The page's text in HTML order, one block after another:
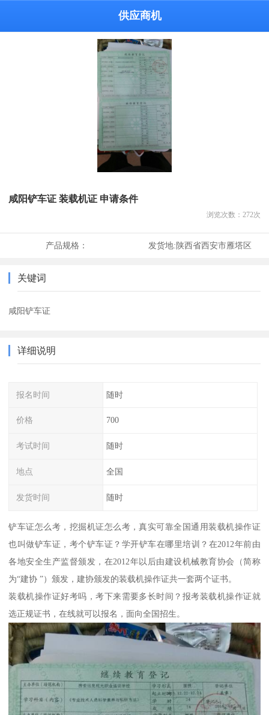
供应商机
咸阳铲车证 装载机证 申请条件
浏览次数： 272次
产品规格： 发货地:陕西省西安市雁塔区
关键词
咸阳铲车证
详细说明
报名时间 随时
价格 700
考试时间 随时
地点 全国
发货时间 随时
铲车证怎么考，挖掘机证怎么考，真实可靠全国通用装载机操作证
也叫做铲车证，考个铲车证？学开铲车在哪里培训？在2012年前由
各地安全生产监督颁发，在2012年以后由建设机械教育协会（简称
为“建协 ”）颁发，建协颁发的装载机操作证共一套两个证书。
装载机操作证好考吗，考下来需要多长时间？报考装载机操作证就
选正规证书，在线就可以报名，面向全国招生。